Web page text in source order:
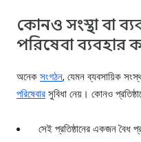
কোনও সংস্থা বা
পরিষেবা ব্যবহার
অনেক সংগঠন, যেমন ব্যবসায়িক
পরিষেবার সুবিধা নেয়। কোনও
সেই প্রতিষ্ঠানের একজন বৈধ